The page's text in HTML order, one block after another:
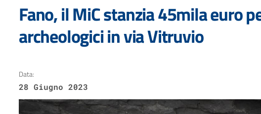
Fano, il MiC stanzia 45mila euro
archeologici in via Vitruvio
Data:
28 Giugno 2023